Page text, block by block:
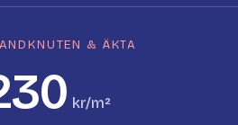
& ÄKTA
kr/m²